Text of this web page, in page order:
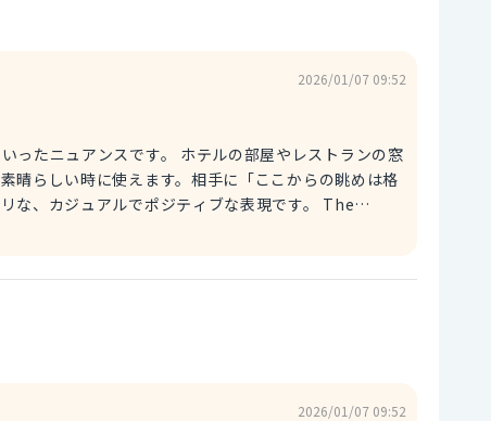
2026/01/07 09:52
ホテルの部屋やレストランの窓
晴らしい時に使えます。相手に「ここからの眺めは格
カジュアルでポジティブな表現です。 The
of the outside. この車は運転席が高いから、外が
トランの窓際の席や、ホテルの部屋、展望台など、特
seat is high, so it
2026/01/07 09:52